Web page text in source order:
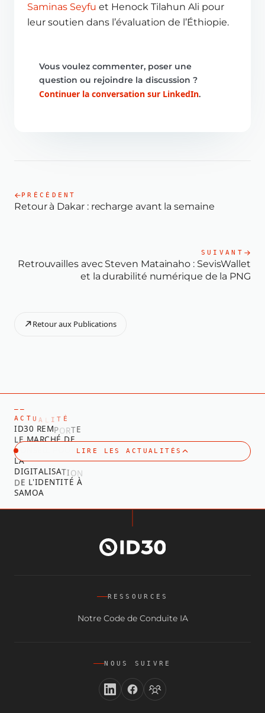
Saminas Seyfu et Henock Tilahun Ali pour
leur soutien dans l’évaluation de l’Éthiopie.
Vous voulez commenter, poser une
question ou rejoindre la discussion ?
Continuer la conversation sur LinkedIn.
PRÉCÉDENT
Retour à Dakar : recharge avant la semaine
SUIVANT
Retrouvailles avec Steven Matainaho : SevisWallet
et la durabilité numérique de la PNG
Retour aux Publications
——
AC T U A L IT É
ID30 REMPORTE
L E MARCHÉ DE
C
LA
DIGITALISATION
DE L'IDENTITÉ À
SAMOA
LIRE LES ACTUALITÉS
RESSOURCES
Notre Code de Conduite IA
NOUS SUIVRE